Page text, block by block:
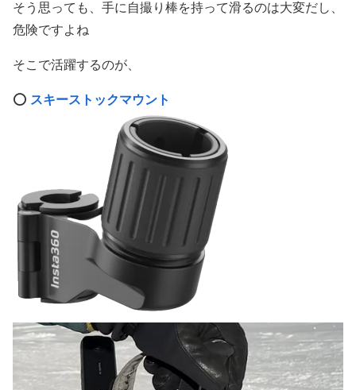
そう思っても、手に自撮り棒を持って滑るのは大変だし、
危険ですよね
そこで活躍するのが、
⭕️ スキーストックマウント